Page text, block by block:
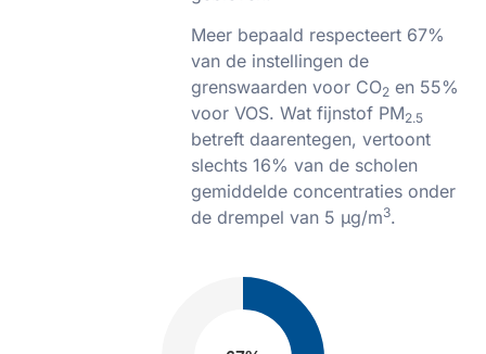
Meer bepaald respecteert 67%
van de instellingen de
grenswaarden voor CO2 en 55%
voor VOS. Wat fijnstof PM2.5
betreft daarentegen, vertoont
slechts 16% van de scholen
gemiddelde concentraties onder
de drempel van 5 µg/m3.